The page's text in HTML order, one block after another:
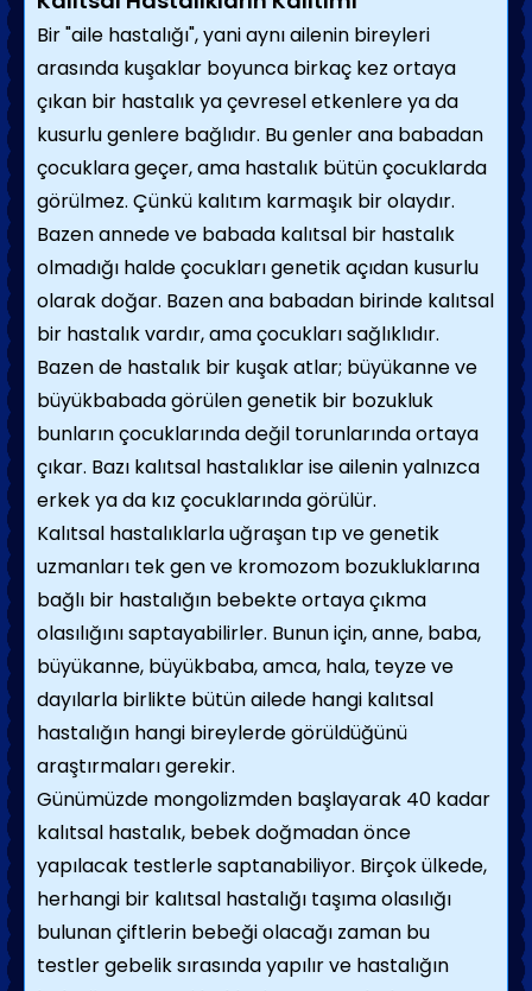
Bir "aile hastalığı", yani aynı ailenin bireyleri
arasında kuşaklar boyunca birkaç kez ortaya
çıkan bir hastalık ya çevresel etkenlere ya da
kusurlu genlere bağlıdır. Bu genler ana baba­dan
çocuklara geçer, ama hastalık bütün çocuklarda
görülmez. Çünkü kalıtım karma­şık bir olaydır.
Bazen annede ve babada kalıtsal bir hastalık
olmadığı halde çocukları genetik açıdan kusurlu
olarak doğar. Bazen ana babadan birinde kalıtsal
bir hastalık vardır, ama çocukları sağlıklıdır.
Bazen de hastalık bir kuşak atlar; büyükanne ve
büyük­babada görülen genetik bir bozukluk
bunların çocuklarında değil torunlarında ortaya
çıkar. Bazı kalıtsal hastalıklar ise ailenin yalnızca
erkek ya da kız çocuklarında görülür.
Kalıtsal hastalıklarla uğraşan tıp ve genetik
uzmanları tek gen ve kromozom bozuklukla­rına
bağlı bir hastalığın bebekte ortaya çıkma
olasılığını saptayabilirler. Bunun için, anne, baba,
büyükanne, büyükbaba, amca, hala, teyze ve
dayılarla birlikte bütün ailede hangi kalıtsal
hastalığın hangi bireylerde görüldüğü­nü
araştırmaları gerekir.
Günümüzde mongolizmden başlayarak 40 kadar
kalıtsal hastalık, bebek doğmadan önce
yapılacak testlerle saptanabiliyor. Birçok ül­kede,
herhangi bir kalıtsal hastalığı taşıma olasılığı
bulunan çiftlerin bebeği olacağı za­man bu
testler gebelik sırasında yapılır ve hastalığın